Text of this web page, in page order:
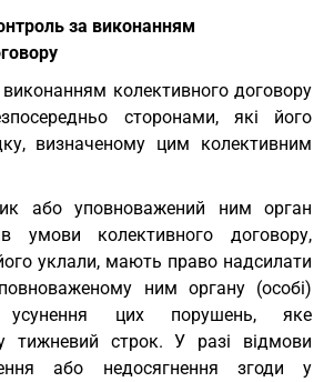
за виконанням
колективного договору
сторонами, які його
визначеному цим колективним
або уповноважений ним орган
умови колективного договору,
уклали, мають право надсилати
ним органу (особі)
цих порушень, яке
тижневий строк. У разі відмови
або недосягнення згоди у